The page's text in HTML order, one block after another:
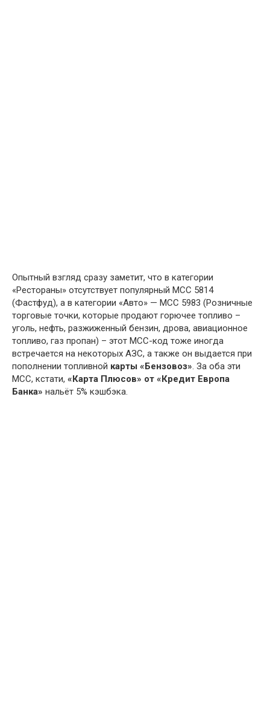
Опытный взгляд сразу заметит, что в категории
«Рестораны» отсутствует популярный MCC 5814
(Фастфуд), а в категории «Авто» — MCC 5983 (Розничные
торговые точки, которые продают горючее топливо –
уголь, нефть, разжиженный бензин, дрова, авиационное
топливо, газ пропан) – этот MCC-код тоже иногда
встречается на некоторых АЗС, а также он выдается при
пополнении топливной карты «Бензовоз». За оба эти
MCC, кстати, «Карта Плюсов» от «Кредит Европа
Банка» нальёт 5% кэшбэка.